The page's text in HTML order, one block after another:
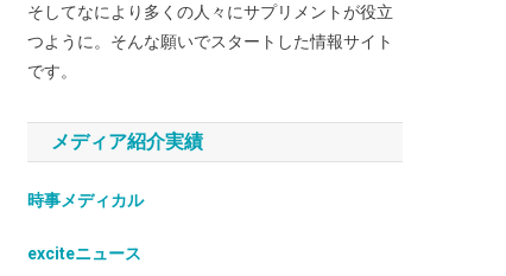
そしてなにより多くの人々にサプリメントが役立
つように。そんな願いでスタートした情報サイト
です。
メディア紹介実績
時事メディカル
exciteニュース